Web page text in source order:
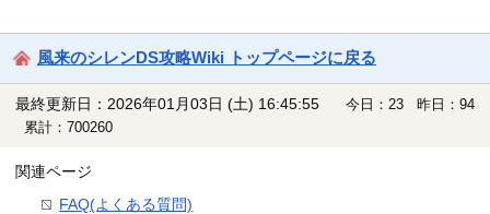
風来のシレンDS攻略Wiki トップページに戻る
最終更新日：2026年01月03日 (土) 16:45:55
今日：23 昨日：94
累計：700260
関連ページ
FAQ(よくある質問)